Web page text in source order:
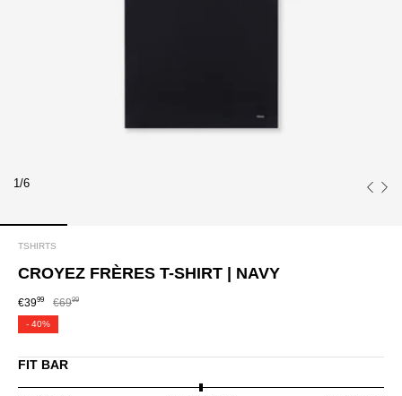
1/6
TSHIRTS
CROYEZ FRÈRES T-SHIRT | NAVY
€3999 €6999
- 40%
FIT BAR